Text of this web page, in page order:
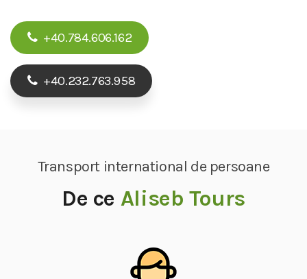
+40.784.606.162
+40.232.763.958
Transport international de persoane
De ce Aliseb Tours